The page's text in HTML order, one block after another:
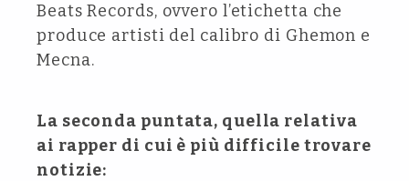
Beats Records, ovvero l’etichetta che
produce artisti del calibro di Ghemon e
Mecna.
La seconda puntata, quella relativa
ai rapper di cui è più difficile trovare
notizie: